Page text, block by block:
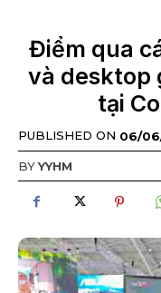
Điểm qua
và desktop
tại
PUBLISHED ON 06/
BYYYHM